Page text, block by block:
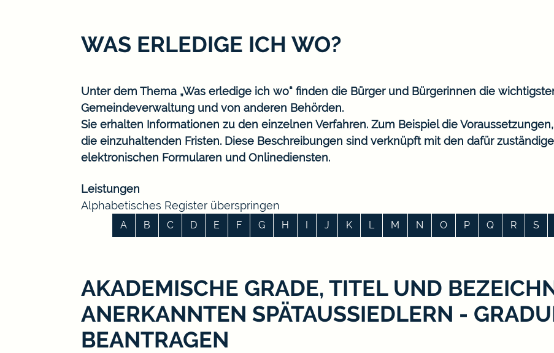
WAS ERLEDIGE ICH WO?
Unter dem Thema „Was erledige ich wo“ finden die Bürger und Bürgerinnen die
Gemeindeverwaltung und von anderen Behörden.
Sie erhalten Informationen zu den einzelnen Verfahren. Zum Beispiel die
die einzuhaltenden Fristen. Diese Beschreibungen sind verknüpft mit den dafür
elektronischen Formularen und Onlinediensten.
Leistungen
Alphabetisches Register überspringen
A B C D E F G H I J K L M N O P Q R S
AKADEMISCHE GRADE, TITEL UND
ANERKANNTEN SPÄTAUSSIEDLERN -
BEANTRAGEN